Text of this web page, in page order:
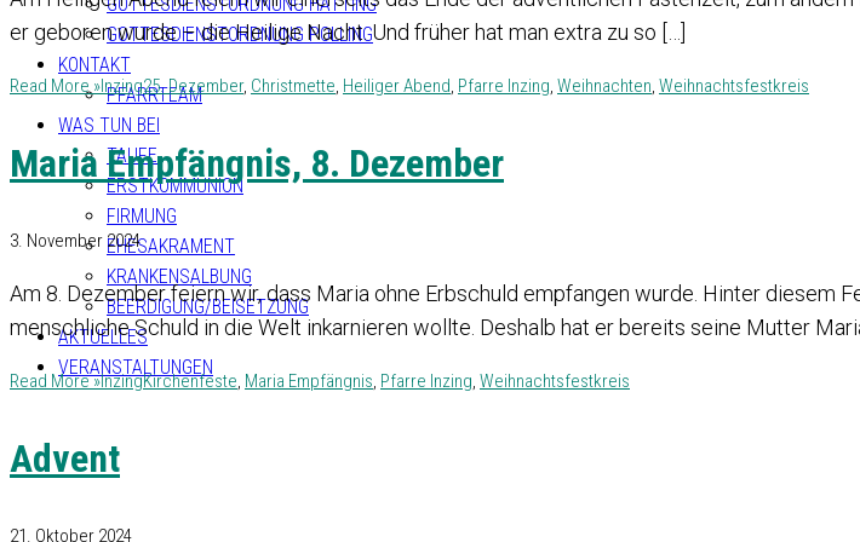
GOTTESDIENSTORDNUNG POLLING
KONTAKT
PFARRTEAM
WAS TUN BEI
TAUFE
ERSTKOMMUNION
FIRMUNG
EHESAKRAMENT
KRANKENSALBUNG
BEERDIGUNG/BEISETZUNG
AKTUELLES
VERANSTALTUNGEN
er geboren wurde – die Heilige Nacht. Und früher hat man extra zu so […]
Read More »Inzing25. Dezember, Christmette, Heiliger Abend, Pfarre Inzing, Weihnachten, Weihnachtsfestkreis
Maria Empfängnis, 8. Dezember
3. November 2024
Am 8. Dezember feiern wir, dass Maria ohne Erbschuld empfangen wurde. Hinter diesem
menschliche Schuld in die Welt inkarnieren wollte. Deshalb hat er bereits seine Mutter
Read More »InzingKirchenfeste, Maria Empfängnis, Pfarre Inzing, Weihnachtsfestkreis
Advent
21. Oktober 2024